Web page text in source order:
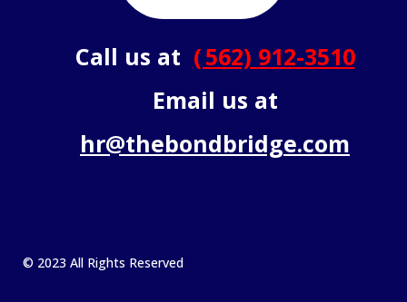
Call us at ( 562) 912-3510
Email us at
hr@thebondbridge.com
© 2023 All Rights Reserved